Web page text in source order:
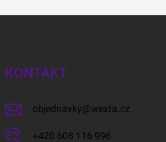
KONTAKT
objednavky@wexta.cz
+420 608 116 996